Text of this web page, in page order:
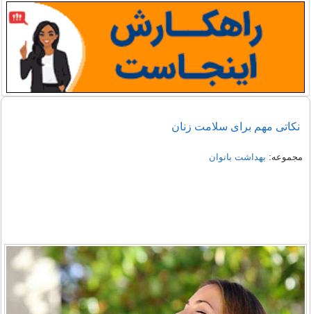
نکاتی مهم برای سلامت زنان
مجموعه: بهداشت بانوان